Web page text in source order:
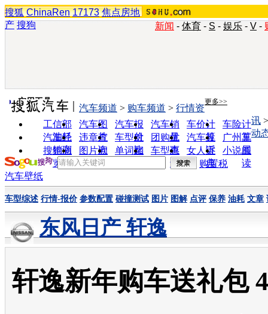
搜狐 ChinaRen 17173 焦点房地
产 搜狗 新闻 - 体育 - S - 娱乐 - V -
实用工具 更多>>
工信部
油耗
汽车图
片
汽车报
价
汽车销
量
车价计
算
车险计
算
汽车经
销商
违章查
询
车型对
比
团购优
惠
汽车投
诉
广州车
展
搜狗浏
览器
图片欣
赏
单词翻
车型查
询
女人宝
典
小说阅
读
汽车频道 > 购车频道 > 行情资
讯
动
购置税
汽车壁纸
车型综述 行情-报价 参数配置 碰撞测试 图片 图解 点评 保养 油耗 文章
东风日产 轩逸
轩逸新年购车送礼包